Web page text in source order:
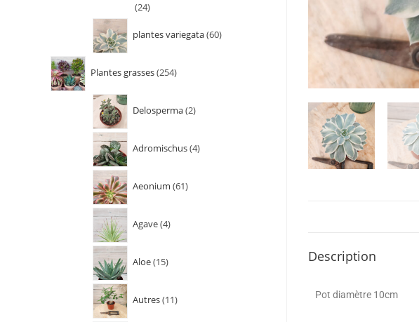
Description
Pot diamètre 10cm
24
plantes variegata 60
Plantes grasses 254
Delosperma 2
Adromischus 4
Aeonium 61
Agave 4
Aloe 15
Autres 11